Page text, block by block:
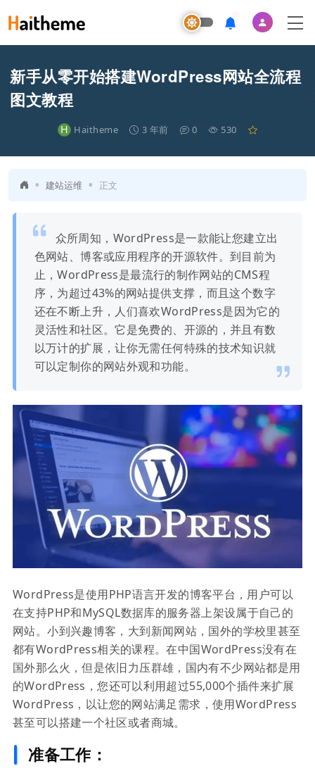
新手从零开始搭建WordPress网站全流程
图文教程
H Haitheme 3 年前 0 530
• 建站运维 • 正文
众所周知，WordPress是一款能让您建立出
色网站、博客或应用程序的开源软件。到目前为
止，WordPress是最流行的制作网站的CMS程
序，为超过43%的网站提供支撑，而且这个数字
还在不断上升，人们喜欢WordPress是因为它的
灵活性和社区。它是免费的、开源的，并且有数
以万计的扩展，让你无需任何特殊的技术知识就
可以定制你的网站外观和功能。
WordPress是使用PHP语言开发的博客平台，用户可以
在支持PHP和MySQL数据库的服务器上架设属于自己的
网站。小到兴趣博客，大到新闻网站，国外的学校里甚至
都有WordPress相关的课程。在中国WordPress没有在
国外那么火，但是依旧力压群雄，国内有不少网站都是用
的WordPress，您还可以利用超过55,000个插件来扩展
WordPress，以让您的网站满足需求，使用WordPress
甚至可以搭建一个社区或者商城。
准备工作：